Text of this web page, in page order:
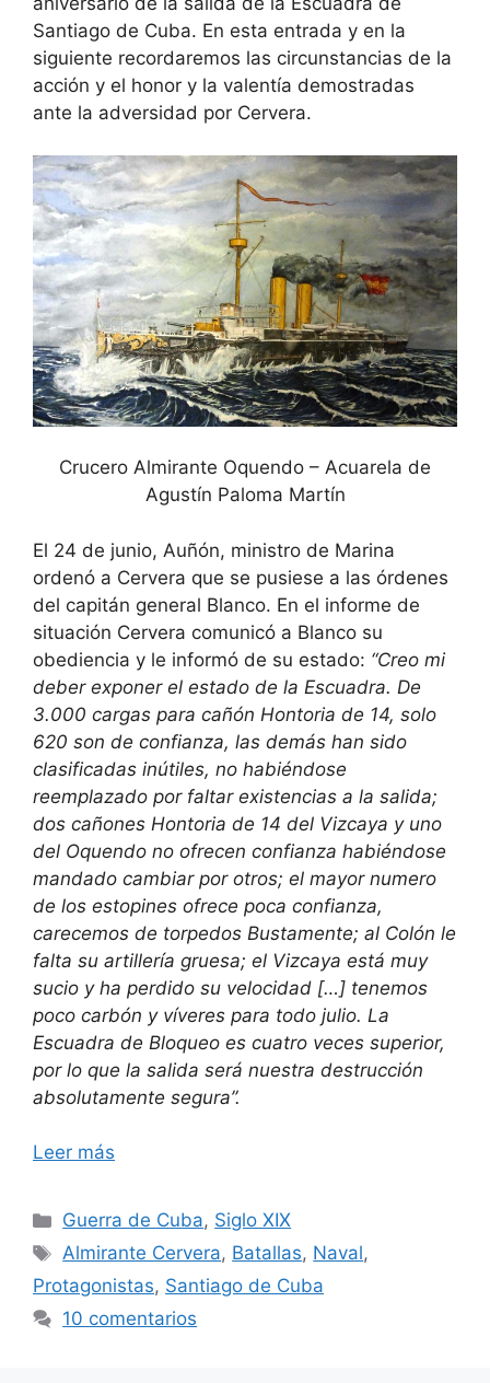
Santiago de Cuba. En esta entrada y en la
siguiente recordaremos las circunstancias de la
acción y el honor y la valentía demostradas
ante la adversidad por Cervera.
Crucero Almirante Oquendo – Acuarela de
Agustín Paloma Martín
El 24 de junio, Auñón, ministro de Marina
ordenó a Cervera que se pusiese a las órdenes
del capitán general Blanco. En el informe de
situación Cervera comunicó a Blanco su
obediencia y le informó de su estado: “Creo mi
deber exponer el estado de la Escuadra. De
3.000 cargas para cañón Hontoria de 14, solo
620 son de confianza, las demás han sido
clasificadas inútiles, no habiéndose
reemplazado por faltar existencias a la salida;
dos cañones Hontoria de 14 del Vizcaya y uno
del Oquendo no ofrecen confianza habiéndose
mandado cambiar por otros; el mayor numero
de los estopines ofrece poca confianza,
carecemos de torpedos Bustamente; al Colón le
falta su artillería gruesa; el Vizcaya está muy
sucio y ha perdido su velocidad […] tenemos
poco carbón y víveres para todo julio. La
Escuadra de Bloqueo es cuatro veces superior,
por lo que la salida será nuestra destrucción
absolutamente segura”.
Leer más
Categorías
Guerra de Cuba, Siglo XIX
Etiquetas
Almirante Cervera, Batallas, Naval,
Protagonistas, Santiago de Cuba
10 comentarios